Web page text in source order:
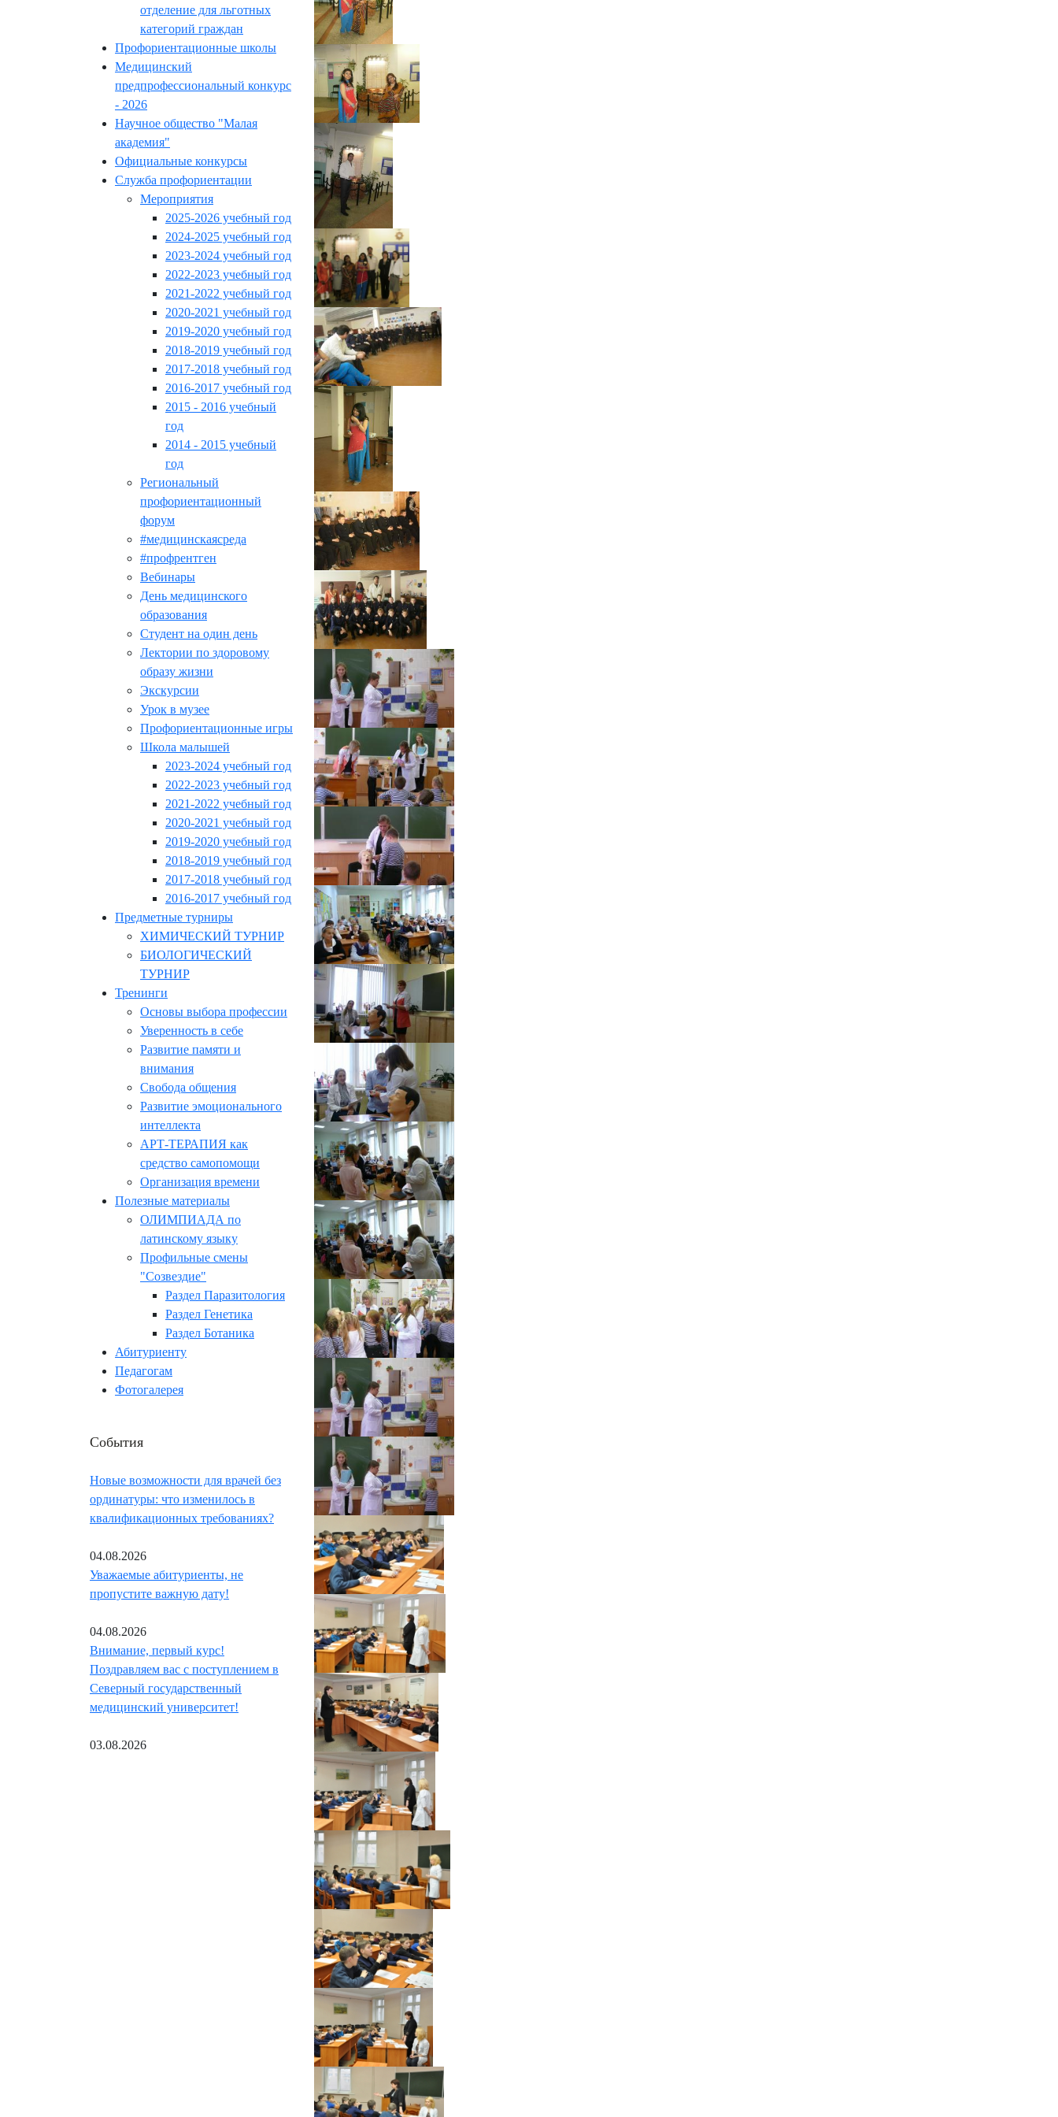
отделение для льготных
категорий граждан
Профориентационные школы
Медицинский
предпрофессиональный конкурс
- 2026
Научное общество "Малая
академия"
Официальные конкурсы
Служба профориентации
Мероприятия
2025-2026 учебный год
2024-2025 учебный год
2023-2024 учебный год
2022-2023 учебный год
2021-2022 учебный год
2020-2021 учебный год
2019-2020 учебный год
2018-2019 учебный год
2017-2018 учебный год
2016-2017 учебный год
2015 - 2016 учебный
год
2014 - 2015 учебный
год
Региональный
профориентационный
форум
#медицинскаясреда
#профрентген
Вебинары
День медицинского
образования
Студент на один день
Лектории по здоровому
образу жизни
Экскурсии
Урок в музее
Профориентационные игры
Школа малышей
2023-2024 учебный год
2022-2023 учебный год
2021-2022 учебный год
2020-2021 учебный год
2019-2020 учебный год
2018-2019 учебный год
2017-2018 учебный год
2016-2017 учебный год
Предметные турниры
ХИМИЧЕСКИЙ ТУРНИР
БИОЛОГИЧЕСКИЙ
ТУРНИР
Тренинги
Основы выбора профессии
Уверенность в себе
Развитие памяти и
внимания
Свобода общения
Развитие эмоционального
интеллекта
АРТ-ТЕРАПИЯ как
средство самопомощи
Организация времени
Полезные материалы
ОЛИМПИАДА по
латинскому языку
Профильные смены
"Созвездие"
Раздел Паразитология
Раздел Генетика
Раздел Ботаника
Абитуриенту
Педагогам
Фотогалерея
События
Новые возможности для врачей без
ординатуры: что изменилось в
квалификационных требованиях?
04.08.2026
Уважаемые абитуриенты, не
пропустите важную дату!
04.08.2026
Внимание, первый курс!
Поздравляем вас с поступлением в
Северный государственный
медицинский университет!
03.08.2026